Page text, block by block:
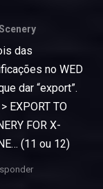
das
no WED
dar “export”.
EXPORT TO
FOR X-
(11 ou 12)